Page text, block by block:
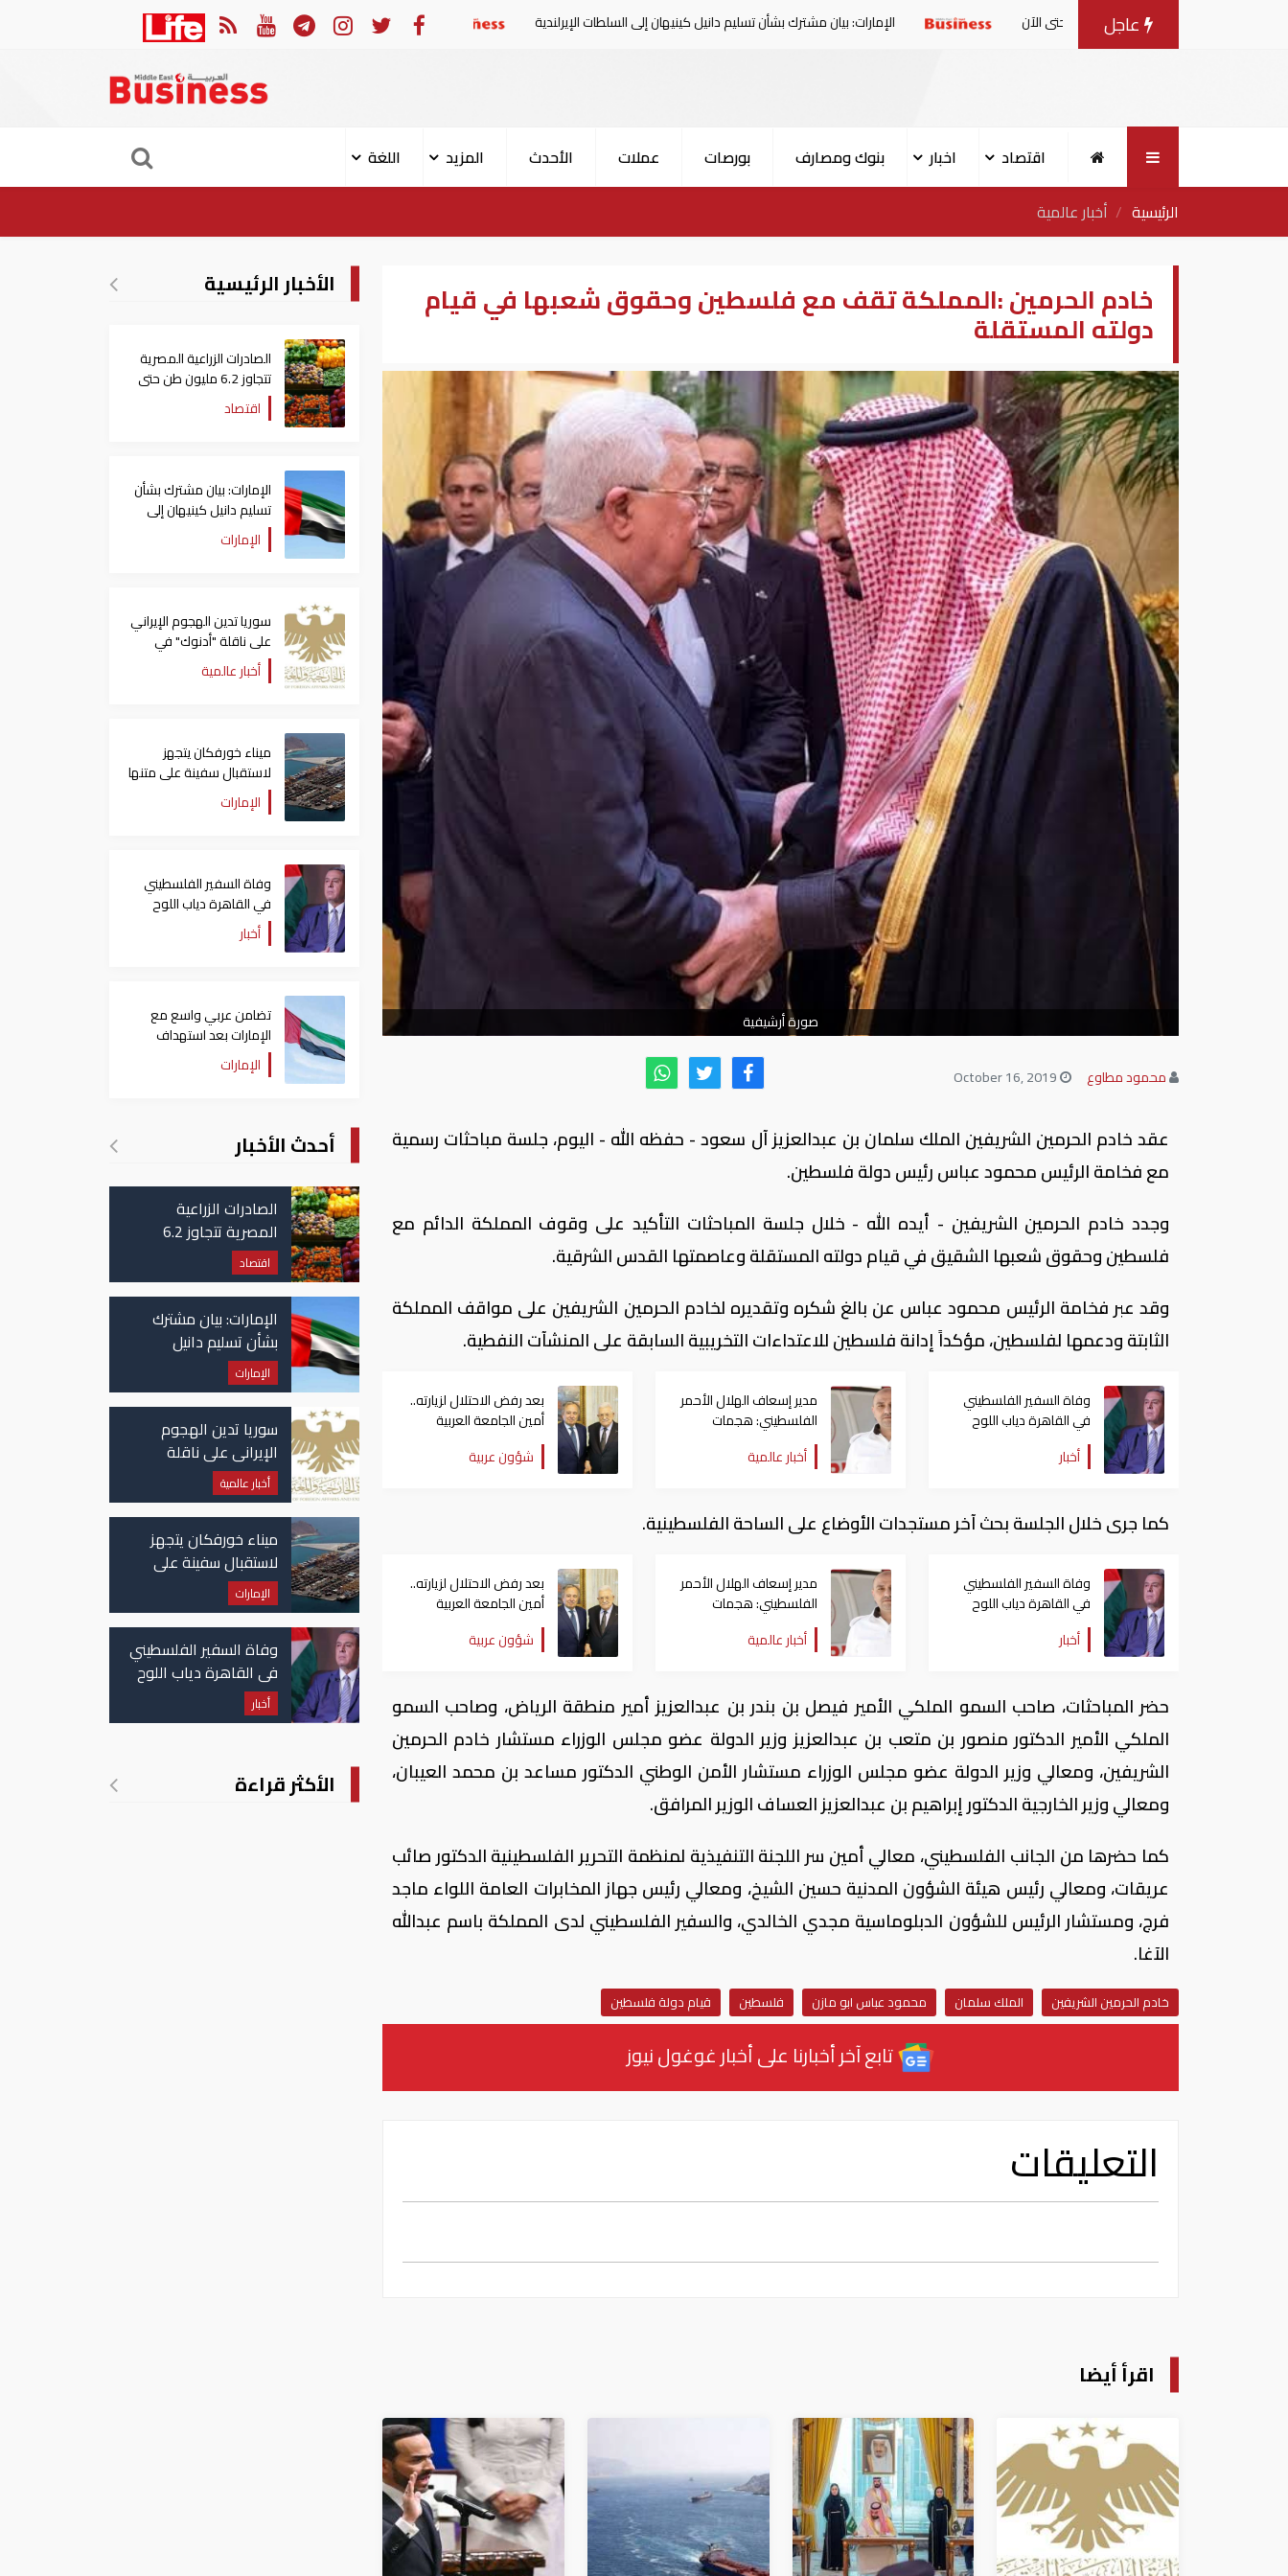
عاجل الإمارات: بيان مشترك بشأن تسليم دانيل كينيهان إلى السلطات الإيرلندية سوريا تدين الهجوم الإيراني على ناقلة "أدنوك" في مضيق هرمز ‏
اقتصاد اخبار بنوك ومصارف بورصات عملات الأحدث المزيد
اللغة
الرئيسية
أخبار عالمية
خادم الحرمين :المملكة تقف مع فلسطين وحقوق شعبها في قيام
دولته المستقلة
صورة أرشيفية
محمود مطاوع
عقد خادم الحرمين الشريفين الملك سلمان بن عبدالعزيز آل سعود - حفظه الله - اليوم، جلسة مباحثات رسمية
مع فخامة الرئيس محمود عباس رئيس دولة فلسطين.
وجدد خادم الحرمين الشريفين - أيده الله - خلال جلسة المباحثات التأكيد على وقوف المملكة الدائم مع
فلسطين وحقوق شعبها الشقيق في قيام دولته المستقلة وعاصمتها القدس الشرقية.
وقد عبر فخامة الرئيس محمود عباس عن بالغ شكره وتقديره لخادم الحرمين الشريفين على مواقف المملكة
الثابتة ودعمها لفلسطين، مؤكداً إدانة فلسطين للاعتداءات التخريبية السابقة على المنشآت النفطية.
وفاة السفير الفلسطيني
في القاهرة دياب اللوح
أخبار
مدير إسعاف الهلال الأحمر
الفلسطيني: هجمات
المستوطنين العنيفة على
بلدات الضفة الغربية لا
أخبار عالمية
بعد رفض الاحتلال لزيارته..
أمين الجامعة العربية
يلتقي الرئيس الفلسطيني
في الأردن
شؤون عربية
كما جرى خلال الجلسة بحث آخر مستجدات الأوضاع على الساحة الفلسطينية.
وفاة السفير الفلسطيني
في القاهرة دياب اللوح
أخبار
مدير إسعاف الهلال الأحمر
الفلسطيني: هجمات
المستوطنين العنيفة على
بلدات الضفة الغربية لا
أخبار عالمية
بعد رفض الاحتلال لزيارته..
أمين الجامعة العربية
يلتقي الرئيس الفلسطيني
في الأردن
شؤون عربية
حضر المباحثات، صاحب السمو الملكي الأمير فيصل بن بندر بن عبدالعزيز أمير منطقة الرياض، وصاحب السمو
الملكي الأمير الدكتور منصور بن متعب بن عبدالعزيز وزير الدولة عضو مجلس الوزراء مستشار خادم الحرمين
الشريفين، ومعالي وزير الدولة عضو مجلس الوزراء مستشار الأمن الوطني الدكتور مساعد بن محمد العيبان،
ومعالي وزير الخارجية الدكتور إبراهيم بن عبدالعزيز العساف الوزير المرافق.
كما حضرها من الجانب الفلسطيني، معالي أمين سر اللجنة التنفيذية لمنظمة التحرير الفلسطينية الدكتور صائب
عريقات، ومعالي رئيس هيئة الشؤون المدنية حسين الشيخ، ومعالي رئيس جهاز المخابرات العامة اللواء ماجد
فرج، ومستشار الرئيس للشؤون الدبلوماسية مجدي الخالدي، والسفير الفلسطيني لدى المملكة باسم عبدالله
الآغا.
خادم الحرمين الشريفين الملك سلمان محمود عباس ابو مازن فلسطين قيام دولة فلسطين
تابع آخر أخبارنا على أخبار غوغول نيوز
التعليقات
اقرأ أيضا
الأخبار الرئيسية
الصادرات الزراعية المصرية
تتجاوز 6.2 مليون طن حتى
الآناقتصاد
الإمارات: بيان مشترك بشأن
تسليم دانيل كينيهان إلى
السلطات الإيرلندية
الإمارات
سوريا تدين الهجوم الإيراني
على ناقلة "أدنوك" في
مضيق هرمز ‏
أخبار عالمية
ميناء خورفكان يتجهز
لاستقبال سفينة على متنها
6068 سيارة صينيةالإمارات
وفاة السفير الفلسطيني
في القاهرة دياب اللوح
أخبار
تضامن عربي واسع مع
الإمارات بعد استهداف
ناقلة في مضيق هرمز
الإمارات
أحدث الأخبار
الصادرات الزراعية
المصرية تتجاوز 6.2
مليون طن حتى الآن
اقتصاد
الإمارات: بيان مشترك
بشأن تسليم دانيل
كينيهان إلى السلطات
الإيرلندية
الإمارات
سوريا تدين الهجوم
الإيراني على ناقلة
"أدنوك" في مضيق هرمز
أخبار عالمية
ميناء خورفكان يتجهز
لاستقبال سفينة على
متنها 6068 سيارة صينية
الإمارات
وفاة السفير الفلسطيني
في القاهرة دياب اللوح
أخبار
الأكثر قراءة